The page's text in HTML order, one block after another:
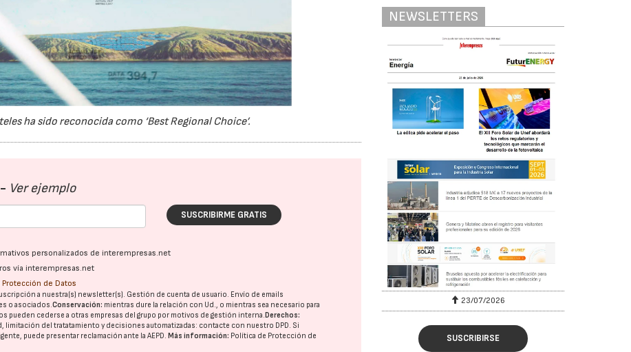
ha sido reconocida como ‘Best Regional Choice’.
Ver ejemplo
SUSCRIBIRME GRATIS
personalizados de interempresas.net
vía interempresas.net
Protección de Datos
a nuestra(s) newsletter(s). Gestión de cuenta de usuario. Envío de emails
o asociados.Conservación: mientras dure la relación con Ud., o mientras sea necesario para
pueden cederse a otras empresas del grupo por motivos de gestión interna. Derechos:
del tratatamiento y decisiones automatizadas: contacte con nuestro DPD. Si
puede presentar reclamación ante laAEPD. Más información: Política de Protección de
NEWSLETTERS
23/07/2026 30/07/2026 23/07/2026
SUSCRIBIRSE